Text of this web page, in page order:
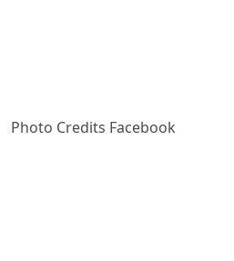
Photo Credits Facebook